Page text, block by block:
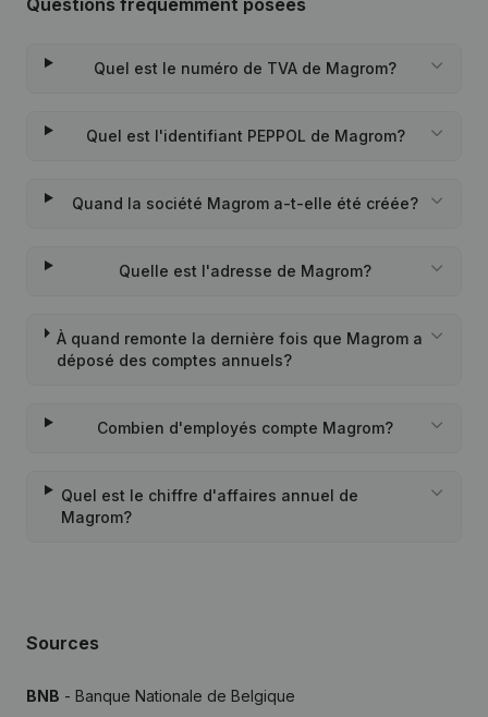
Questions fréquemment posées
Quel est le numéro de TVA de Magrom?
Quel est l'identifiant PEPPOL de Magrom?
Quand la société Magrom a-t-elle été créée?
Quelle est l'adresse de Magrom?
À quand remonte la dernière fois que Magrom a
déposé des comptes annuels?
Combien d'employés compte Magrom?
Quel est le chiffre d'affaires annuel de
Magrom?
Sources
BNB - Banque Nationale de Belgique